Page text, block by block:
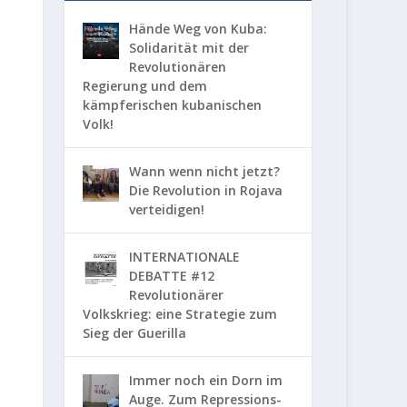
Hände Weg von Kuba:
Solidarität mit der
Revolutionären
Regierung und dem
kämpferischen kubanischen
Volk!
Wann wenn nicht jetzt?
Die Revolution in Rojava
verteidigen!
INTERNATIONALE
DEBATTE #12
Revolutionärer
Volkskrieg: eine Strategie zum
Sieg der Guerilla
Immer noch ein Dorn im
Auge. Zum Repressions-